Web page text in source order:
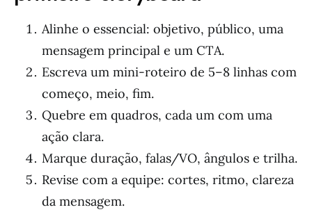
Alinhe o essencial: objetivo, público, uma
mensagem principal e um CTA.
Escreva um mini-roteiro de 5–8 linhas com
começo, meio, fim.
Quebre em quadros, cada um com uma
ação clara.
Marque duração, falas/VO, ângulos e trilha.
Revise com a equipe: cortes, ritmo, clareza
da mensagem.